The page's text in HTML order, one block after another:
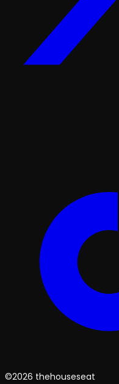
©2026 thehouseseat